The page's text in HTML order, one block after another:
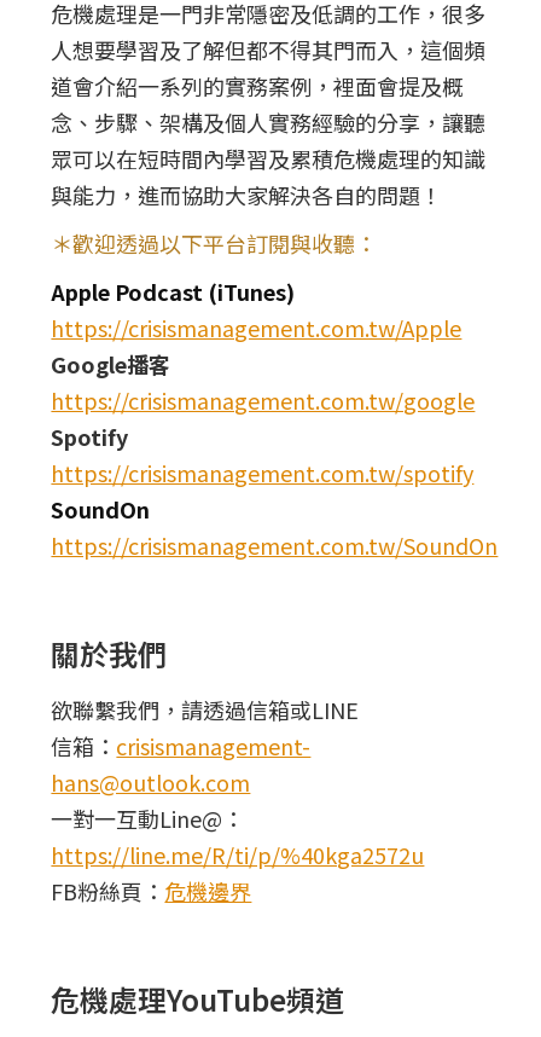
危機處理是一門非常隱密及低調的工作，很多
人想要學習及了解但都不得其門而入，這個頻
道會介紹一系列的實務案例，裡面會提及概
念、步驟、架構及個人實務經驗的分享，讓聽
眾可以在短時間內學習及累積危機處理的知識
與能力，進而協助大家解決各自的問題！
＊歡迎透過以下平台訂閱與收聽：
Apple Podcast (iTunes)
https://crisismanagement.com.tw/Apple
Google播客
https://crisismanagement.com.tw/google
Spotify
https://crisismanagement.com.tw/spotify
SoundOn
https://crisismanagement.com.tw/SoundOn
關於我們
欲聯繫我們，請透過信箱或LINE
信箱： crisismanagement-
hans@outlook.com
一對一互動Line@：
https://line.me/R/ti/p/%40kga2572u
FB粉絲頁： 危機邊界
危機處理YouTube頻道